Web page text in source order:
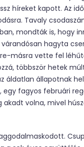
híreket kapott. Az
Tavaly
mondták is, hogy
hagyta
másra vette fel
többször hetek
áldatlan állapotnak
egy fagyos februári
volna, mivel